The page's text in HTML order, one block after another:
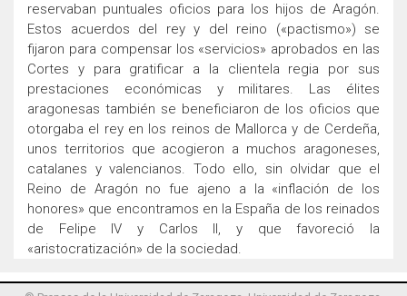
reservaban puntuales oficios para los hijos de Aragón.
Estos acuerdos del rey y del reino («pactismo») se
fijaron para compensar los «servicios» aprobados en las
Cortes y para gratificar a la clientela regia por sus
prestaciones económicas y militares. Las élites
aragonesas también se beneficiaron de los oficios que
otorgaba el rey en los reinos de Mallorca y de Cerdeña,
unos territorios que acogieron a muchos aragoneses,
catalanes y valencianos. Todo ello, sin olvidar que el
Reino de Aragón no fue ajeno a la «inflación de los
honores» que encontramos en la España de los reinados
de Felipe IV y Carlos II, y que favoreció la
«aristocratización» de la sociedad.